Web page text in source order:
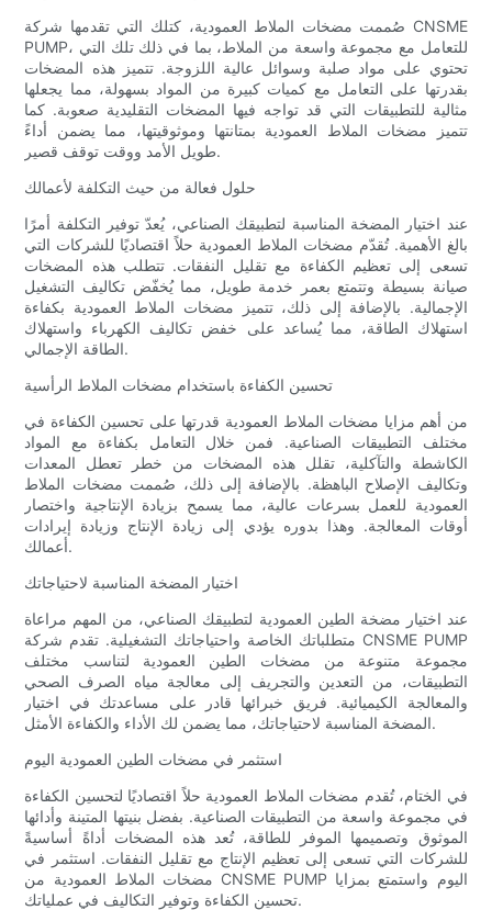
صُممت مضخات الملاط العمودية، كتلك التي تقدمها شركة CNSME
PUMP، للتعامل مع مجموعة واسعة من الملاط، بما في ذلك تلك التي
تحتوي على مواد صلبة وسوائل عالية اللزوجة. تتميز هذه المضخات
بقدرتها على التعامل مع كميات كبيرة من المواد بسهولة، مما يجعلها
مثالية للتطبيقات التي قد تواجه فيها المضخات التقليدية صعوبة. كما
تتميز مضخات الملاط العمودية بمتانتها وموثوقيتها، مما يضمن أداءً
طويل الأمد ووقت توقف قصير.
حلول فعالة من حيث التكلفة لأعمالك
عند اختيار المضخة المناسبة لتطبيقك الصناعي، يُعدّ توفير التكلفة أمرًا
بالغ الأهمية. تُقدّم مضخات الملاط العمودية حلاً اقتصاديًا للشركات التي
تسعى إلى تعظيم الكفاءة مع تقليل النفقات. تتطلب هذه المضخات
صيانة بسيطة وتتمتع بعمر خدمة طويل، مما يُخفّض تكاليف التشغيل
الإجمالية. بالإضافة إلى ذلك، تتميز مضخات الملاط العمودية بكفاءة
استهلاك الطاقة، مما يُساعد على خفض تكاليف الكهرباء واستهلاك
الطاقة الإجمالي.
تحسين الكفاءة باستخدام مضخات الملاط الرأسية
من أهم مزايا مضخات الملاط العمودية قدرتها على تحسين الكفاءة في
مختلف التطبيقات الصناعية. فمن خلال التعامل بكفاءة مع المواد
الكاشطة والتآكلية، تقلل هذه المضخات من خطر تعطل المعدات
وتكاليف الإصلاح الباهظة. بالإضافة إلى ذلك، صُممت مضخات الملاط
العمودية للعمل بسرعات عالية، مما يسمح بزيادة الإنتاجية واختصار
أوقات المعالجة. وهذا بدوره يؤدي إلى زيادة الإنتاج وزيادة إيرادات
أعمالك.
اختيار المضخة المناسبة لاحتياجاتك
عند اختيار مضخة الطين العمودية لتطبيقك الصناعي، من المهم مراعاة
متطلباتك الخاصة واحتياجاتك التشغيلية. تقدم شركة CNSME PUMP
مجموعة متنوعة من مضخات الطين العمودية لتناسب مختلف
التطبيقات، من التعدين والتجريف إلى معالجة مياه الصرف الصحي
والمعالجة الكيميائية. فريق خبرائها قادر على مساعدتك في اختيار
المضخة المناسبة لاحتياجاتك، مما يضمن لك الأداء والكفاءة الأمثل.
استثمر في مضخات الطين العمودية اليوم
في الختام، تُقدم مضخات الملاط العمودية حلاً اقتصاديًا لتحسين الكفاءة
في مجموعة واسعة من التطبيقات الصناعية. بفضل بنيتها المتينة وأدائها
الموثوق وتصميمها الموفر للطاقة، تُعد هذه المضخات أداةً أساسيةً
للشركات التي تسعى إلى تعظيم الإنتاج مع تقليل النفقات. استثمر في
مضخات الملاط العمودية من CNSME PUMP اليوم واستمتع بمزايا
تحسين الكفاءة وتوفير التكاليف في عملياتك.